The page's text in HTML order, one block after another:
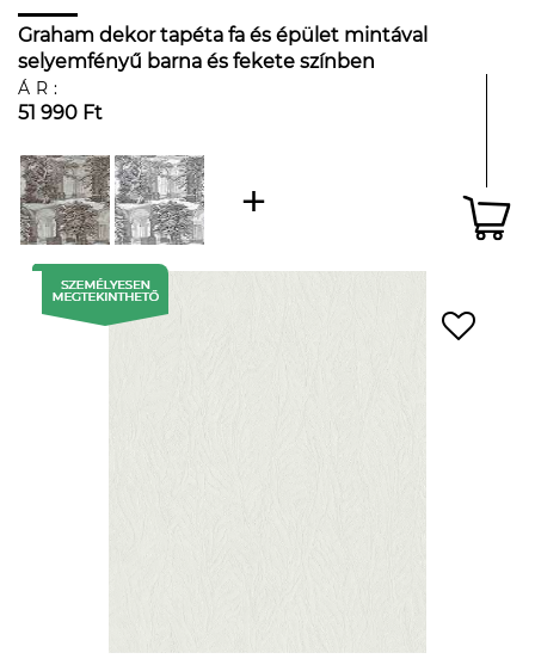
Graham dekor tapéta fa és épület mintával
selyemfényű barna és fekete színben
ÁR:
51 990 Ft